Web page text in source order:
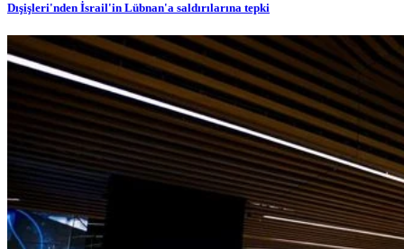
Dışişleri'nden İsrail'in Lübnan'a saldırılarına tepki